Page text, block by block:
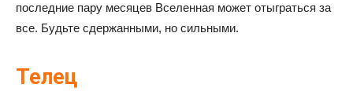
последние пару месяцев Вселенная может отыграться за
все. Будьте сдержанными, но сильными.
Телец